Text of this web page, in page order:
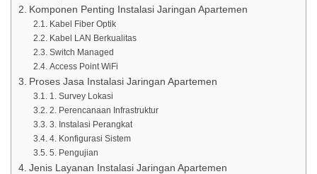
Komponen Penting Instalasi Jaringan Apartemen
Kabel Fiber Optik
Kabel LAN Berkualitas
Switch Managed
Access Point WiFi
Proses Jasa Instalasi Jaringan Apartemen
1. Survey Lokasi
2. Perencanaan Infrastruktur
3. Instalasi Perangkat
4. Konfigurasi Sistem
5. Pengujian
Jenis Layanan Instalasi Jaringan Apartemen